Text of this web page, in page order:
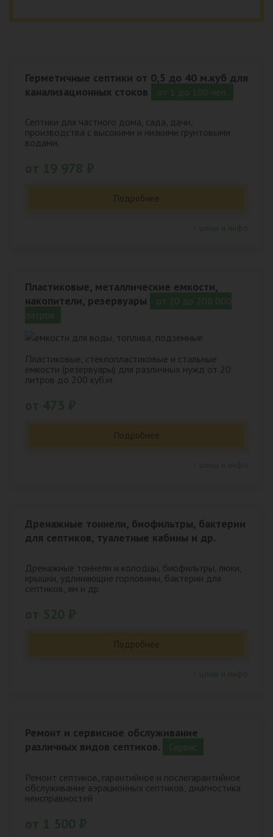
Герметичные септики от 0,5 до 40 м.куб для
канализационных стоков
Септики для частного дома, сада, дачи,
производства с высокими и низкими грунтовыми
водами.
Подробнее
Пластиковые, металлические емкости,
накопители, резервуары
Пластиковые, стеклопластиковые и стальные
емкости (резервуары) для различных нужд от 20
литров до 200 куб.м.
Подробнее
Дренажные тоннели, биофильтры, бактерии
для септиков, туалетные кабины и др.
Дренажные тоннели и колодцы, биофильтры, люки,
крышки, удлиняющие горловины, бактерии для
септиков, ям и др.
Подробнее
Ремонт и сервисное обслуживание
различных видов септиков.
Ремонт септиков, гарантийное и послегарантийное
обслуживание аэрационных септиков, диагностика
неисправностей